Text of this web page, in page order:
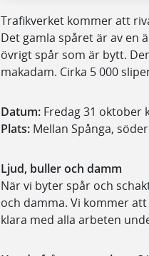
Trafikverket kommer att
Det gamla spåret är av en
övrigt spår som är bytt.
makadam. Cirka 5 000
Datum: Fredag 31 oktober
Plats: Mellan Spånga,
Ljud, buller och damm
När vi byter spår och
och damma. Vi kommer
klara med alla arbeten